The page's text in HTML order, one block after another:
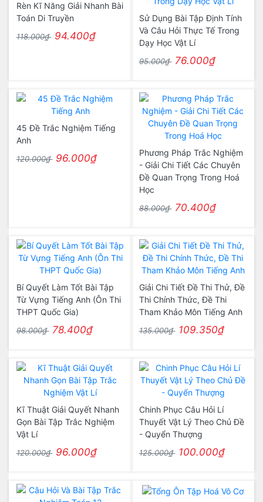
Rèn Kĩ Năng Giải Nhanh Bài
Toán Di Truyền
118.000₫ 94.400₫
Sử Dụng Bài Tập Định Tính
Và Câu Hỏi Thực Tế Trong
Dạy Học Vật Lí
95.000₫ 76.000₫
45 Đề Trắc Nghiệm Tiếng
Anh
120.000₫ 96.000₫
Phương Pháp Trắc Nghiệm
- Giải Chi Tiết Các Chuyên
Đề Quan Trọng Trong Hoá
Học
88.000₫ 70.400₫
Bí Quyết Làm Tốt Bài Tập
Từ Vựng Tiếng Anh (Ôn Thi
THPT Quốc Gia)
98.000₫ 78.400₫
Giải Chi Tiết Đề Thi Thử, Đề
Thi Chính Thức, Đề Thi
Tham Khảo Môn Tiếng Anh
135.000₫ 109.350₫
Kĩ Thuật Giải Quyết Nhanh
Gọn Bài Tập Trắc Nghiệm
Vật Lí
120.000₫ 96.000₫
Chinh Phục Câu Hỏi Lí
Thuyết Vật Lý Theo Chủ Đề
- Quyển Thượng
125.000₫ 100.000₫